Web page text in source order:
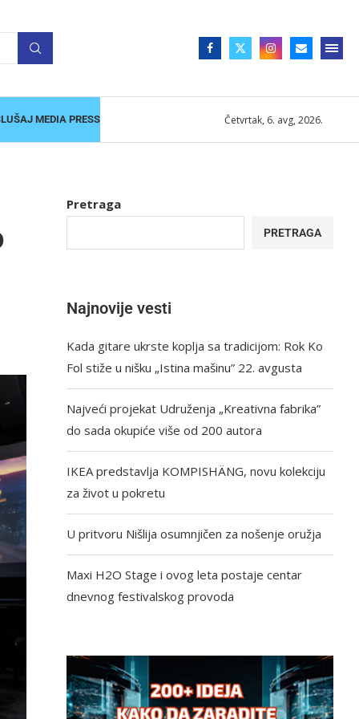
MEDIA PRESS Četvrtak, 6. avg, 2026.
Pretraga
PRETRAGA
Najnovije vesti
Kada gitare ukrste koplja sa tradicijom: Rok Ko
Fol stiže u nišku „Istina mašinu” 22. avgusta
Najveći projekat Udruženja „Kreativna fabrika”
do sada okupiće više od 200 autora
IKEA predstavlja KOMPISHÄNG, novu kolekciju
za život u pokretu
U pritvoru Nišlija osumnjičen za nošenje oružja
Maxi H2O Stage i ovog leta postaje centar
dnevnog festivalskog provoda